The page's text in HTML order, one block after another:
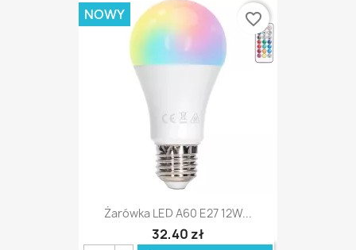
Żarówka LED A60 E27 12W...
32,40 zł
NOWY favorite_border